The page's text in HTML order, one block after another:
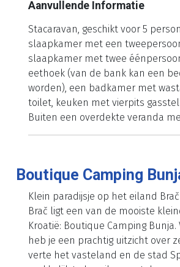
Aanvullende Informatie
Stacaravan, geschikt voor 5
slaapkamer met een
slaapkamer met twee
eethoek (van de bank kan een
worden), een badkamer met
toilet, keuken met vierpits
Buiten een overdekte veranda